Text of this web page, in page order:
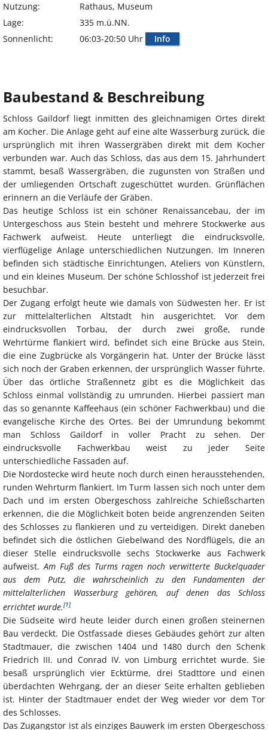
Nutzung:
Rathaus, Museum
Lage:
335 m.ü.NN.
Sonnenlicht:
06:03-20:50 Uhr Info
Baubestand & Beschreibung
Schloss Gaildorf liegt inmitten des gleichnamigen Ortes direkt
am Kocher. Die Anlage geht auf eine alte Wasserburg zurück, die
ursprünglich mit ihren Wassergräben direkt mit dem Kocher
verbunden war. Auch das Schloss, das aus dem 15. Jahrhundert
stammt, besaß Wassergräben, die zugunsten von Straßen und
der umliegenden Ortschaft zugeschüttet wurden. Grünflächen
erinnern an die Verläufe der Gräben.
Das heutige Schloss ist ein schöner Renaissancebau, der im
Untergeschoss aus Stein besteht und mehrere Stockwerke aus
Fachwerk aufweist. Heute unterliegt die eindrucksvolle,
vierflügelige Anlage unterschiedlichen Nutzungen. Im Inneren
befinden sich städtische Einrichtungen, Ateliers von Künstlern,
und ein kleines Museum. Der schöne Schlosshof ist jederzeit frei
besuchbar.
Der Zugang erfolgt heute wie damals von Südwesten her. Er ist
zur mittelalterlichen Altstadt hin ausgerichtet. Vor dem
eindrucksvollen Torbau, der durch zwei große, runde
Wehrtürme flankiert wird, befindet sich eine Brücke aus Stein,
die eine Zugbrücke als Vorgängerin hat. Unter der Brücke lässt
sich noch der Graben erkennen, der ursprünglich Wasser führte.
Über das örtliche Straßennetz gibt es die Möglichkeit das
Schloss einmal vollständig zu umrunden. Hierbei passiert man
das so genannte Kaffeehaus (ein schöner Fachwerkbau) und die
evangelische Kirche des Ortes. Bei der Umrundung bekommt
man Schloss Gaildorf in voller Pracht zu sehen. Der
eindrucksvolle Fachwerkbau weist zu jeder Seite
unterschiedliche Fassaden auf.
Die Nordostecke wird heute noch durch einen herausstehenden,
runden Wehrturm flankiert. Im Turm lassen sich noch unter dem
Dach und im ersten Obergeschoss zahlreiche Schießscharten
erkennen, die die Möglichkeit boten beide angrenzenden Seiten
des Schlosses zu flankieren und zu verteidigen. Direkt daneben
befindet sich die östlichen Giebelwand des Nordflügels, die an
dieser Stelle eindrucksvolle sechs Stockwerke aus Fachwerk
aufweist.Am Fuß des Turms ragen noch verwitterte Buckelquader
aus dem Putz, die wahrscheinlich zu den Fundamenten der
mittelalterlichen Wasserburg gehören, auf denen das Schloss
errichtet wurde.[1]
Die Südseite wird heute leider durch einen großen steinernen
Bau verdeckt. Die Ostfassade dieses Gebäudes gehört zur alten
Stadtmauer, die zwischen 1404 und 1480 durch den Schenk
Friedrich III. und Conrad IV. von Limburg errichtet wurde. Sie
besaß ursprünglich vier Ecktürme, drei Stadttore und einen
überdachten Wehrgang, der an dieser Seite erhalten geblieben
ist. Hinter der Stadtmauer endet der Weg wieder vor dem Tor
des Schlosses.
Das Zugangstor ist als einziges Bauwerk im ersten Obergeschoss